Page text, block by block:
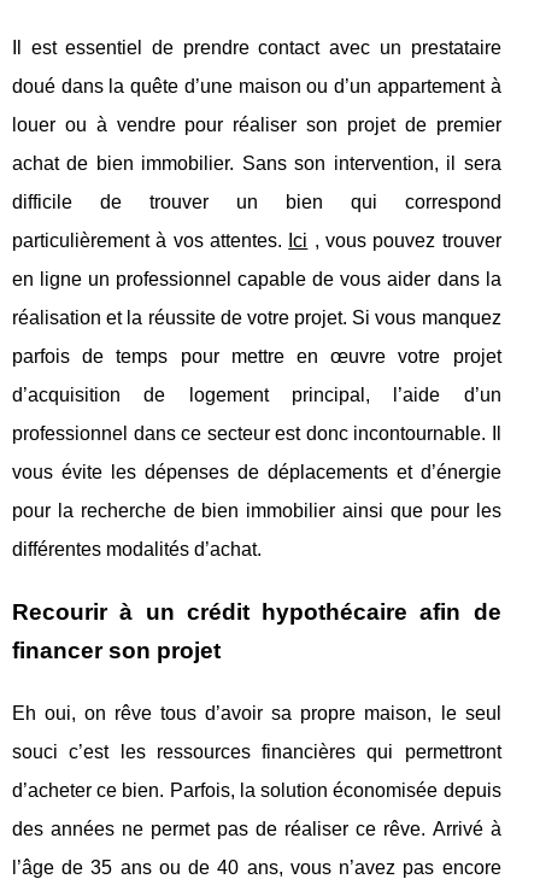
Il est essentiel de prendre contact avec un prestataire
doué dans la quête d’une maison ou d’un appartement à
louer ou à vendre pour réaliser son projet de premier
achat de bien immobilier. Sans son intervention, il sera
difficile de trouver un bien qui correspond
particulièrement à vos attentes. Ici , vous pouvez trouver
en ligne un professionnel capable de vous aider dans la
réalisation et la réussite de votre projet. Si vous manquez
parfois de temps pour mettre en œuvre votre projet
d’acquisition de logement principal, l’aide d’un
professionnel dans ce secteur est donc incontournable. Il
vous évite les dépenses de déplacements et d’énergie
pour la recherche de bien immobilier ainsi que pour les
différentes modalités d’achat.
Recourir à un crédit hypothécaire afin de
financer son projet
Eh oui, on rêve tous d’avoir sa propre maison, le seul
souci c’est les ressources financières qui permettront
d’acheter ce bien. Parfois, la solution économisée depuis
des années ne permet pas de réaliser ce rêve. Arrivé à
l’âge de 35 ans ou de 40 ans, vous n’avez pas encore